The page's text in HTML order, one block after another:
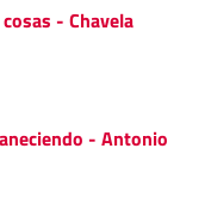
- Chavela
- Antonio